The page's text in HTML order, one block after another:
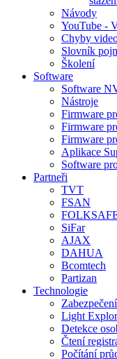
Návody
YouTube -
Chyby
Slovník
Školení
Software
Software
Nástroje
Firmware
Firmware
Firmware
Aplikace
Software
Partneři
TVT
FSAN
SiFar
AJAX
DAHUA
Bcomtech
Partizan
Technologie
Light
Detekce
Čtení
Počítání